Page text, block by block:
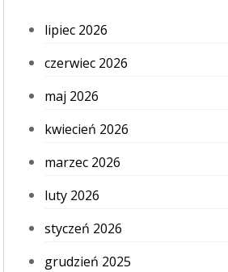
lipiec 2026
czerwiec 2026
maj 2026
kwiecień 2026
marzec 2026
luty 2026
styczeń 2026
grudzień 2025